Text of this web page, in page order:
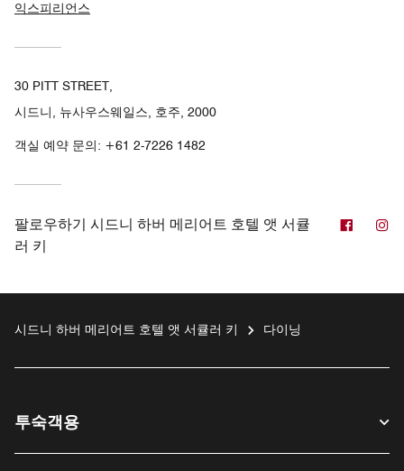
익스피리언스
30 PITT STREET,
시드니, 뉴사우스웨일스, 호주, 2000
객실 예약 문의: +61 2-7226 1482
팔로우하기 시드니 하버 메리어트 호텔 앳 서큘
러 키
페이스
시드니 하버 메리어트 호텔 앳 서큘러 키 다이닝
투숙객용